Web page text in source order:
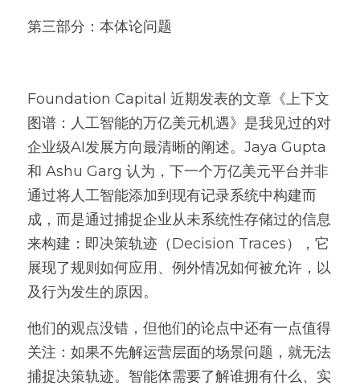
第三部分：本体论问题
Foundation Capital 近期发表的文章《上下文
图谱：人工智能的万亿美元机遇》是我见过的对
企业级AI发展方向最清晰的阐述。Jaya Gupta
和 Ashu Garg 认为，下一个万亿美元平台并非
通过将人工智能添加到现有记录系统中构建而
成，而是通过捕捉企业从未系统性存储过的信息
来构建：即决策轨迹（Decision Traces），它
展现了规则如何应用、例外情况如何被允许，以
及行为发生的原因。
他们的观点没错，但他们的论点中还有一点值得
关注：如果不先解运营层面的场景问题，就无法
捕捉决策轨迹。智能体需要了解谁拥有什么、实